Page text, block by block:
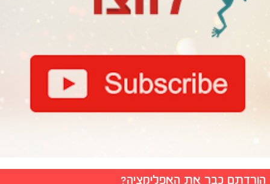
הורדתם כבר את האפליקציה?